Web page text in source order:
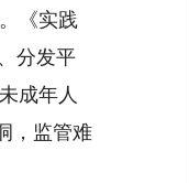
《实践
分发平
成年人
，监管难